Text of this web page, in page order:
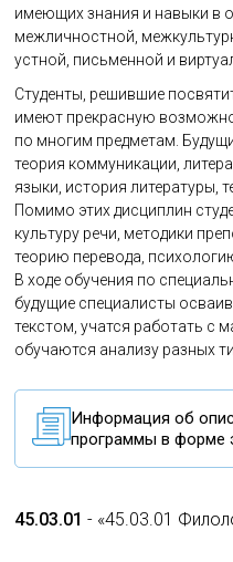
45.03.01- «45.03.01
имеющих знания и навыки в
межличностной,
устной, письменной и
Студенты, решившие
имеют прекрасную
по многим предметам.
теория коммуникации,
языки, история литературы,
Помимо этих дисциплин
культуру речи, методики
теорию перевода,
В ходе обучения по
будущие специалисты
текстом, учатся работать с
обучаются анализу разных
Информация об
программы в форме